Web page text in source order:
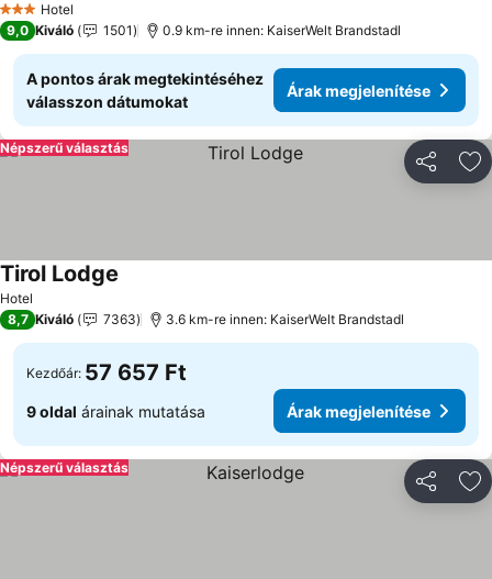
3 Kategória
Hotel
9,0 Kiváló 1501 0.9 km-re innen: KaiserWelt Brandstadl
A pontos árak megtekintéséhez
válasszon dátumokat
Árak megjelenítése
Népszerű választás
Hotel
Tirol Lodge
8,7 Kiváló 7363 3.6 km-re innen: KaiserWelt Brandstadl
Kezdőár: 57 657 Ft
9 oldal árainak mutatása Árak megjelenítése
Népszerű választás